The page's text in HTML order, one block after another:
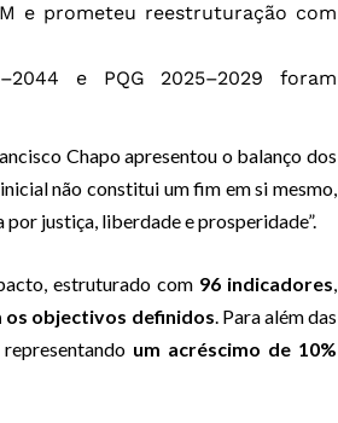
e prometeu reestruturação com
e PQG 2025–2029 foram
Chapo apresentou o balanço dos
não constitui um fim em si mesmo,
por justiça, liberdade e prosperidade”.
estruturado com 96 indicadores,
os objectivos definidos. Para além das
representando um acréscimo de 10%